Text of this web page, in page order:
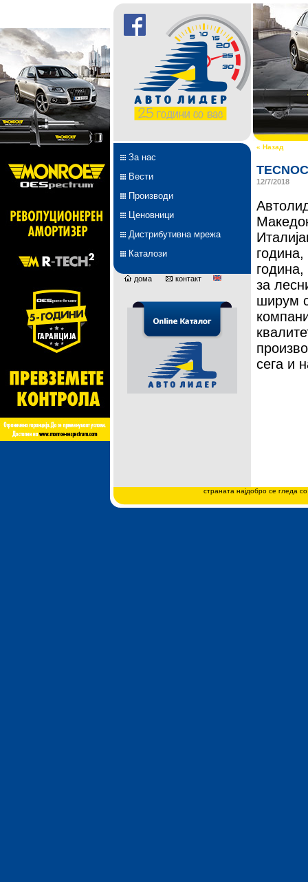
За нас
Вести
Производи
Ценовници
Дистрибутивна мрежа
Каталози
дома контакт
« Назад
12/7/2018
година,
за
ширум
сега и
страната најдобро се гледа